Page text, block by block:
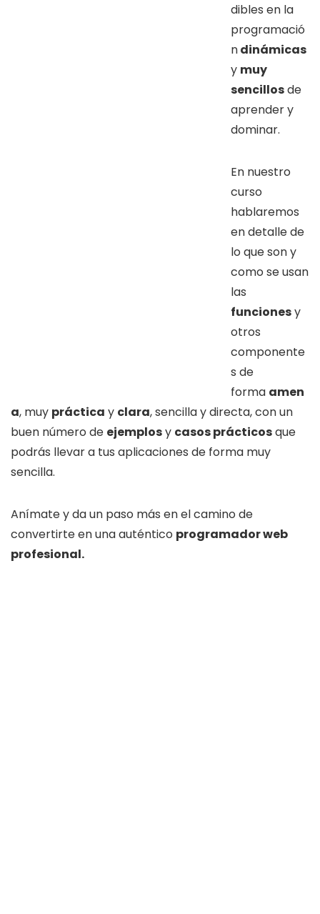
dibles en la
programació
ndinámicas
y muy
sencillosde
aprender y
dominar.
En nuestro
curso
hablaremos
en detalle de
lo que son y
como se usan
las
funcionesy
otros
componente
s de
forma amen
a, muy práctica y clara, sencilla y directa, con un
buen número de ejemplosy casos prácticosque
podrás llevar a tus aplicaciones de forma muy
sencilla.
Anímate y da un paso más en el camino de
convertirte en una auténtico programador web
profesional.